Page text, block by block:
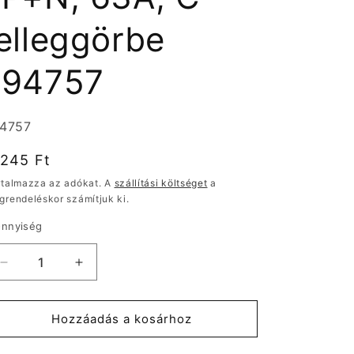
Ft
az adókat. A szállítási költséget a
számítjuk ki.
home
kismegszakító,autómata
1P+N,
Eaton
home
kismegszakító,autómata
4,5kA,
1P+N,
Hozzáadás a kosárhoz